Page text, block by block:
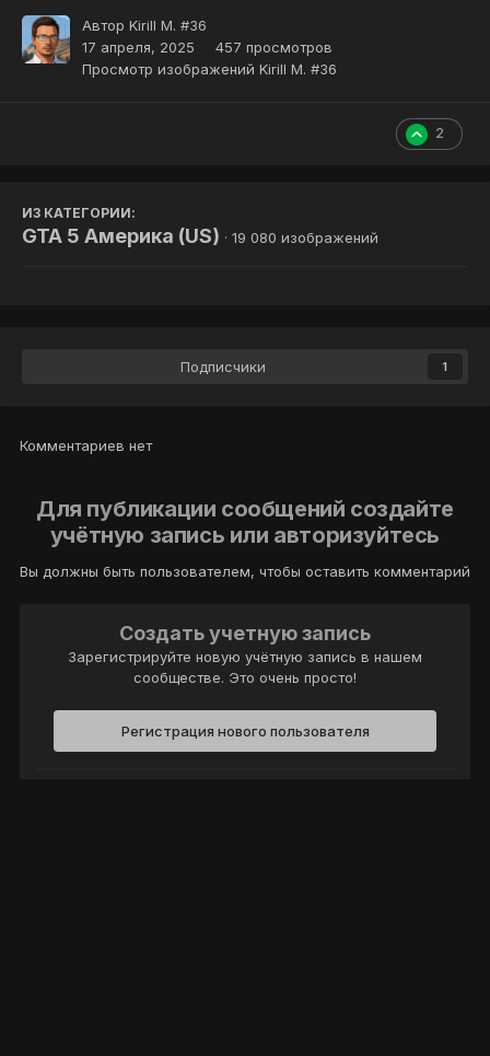
Автор Kirill M. #36
17 апреля, 2025
457 просмотров
Просмотр изображений Kirill M. #36
2
ИЗ КАТЕГОРИИ:
GTA 5 Америка (US) · 19 080 изображений
Подписчики 1
Комментариев нет
Для публикации сообщений создайте
учётную запись или авторизуйтесь
Вы должны быть пользователем, чтобы оставить комментарий
Создать учетную запись
Зарегистрируйте новую учётную запись в нашем
сообществе. Это очень просто!
Регистрация нового пользователя